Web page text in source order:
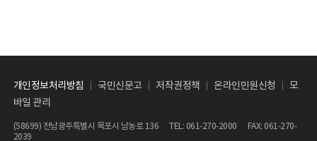
개인정보처리방침 국민신문고 저작권정책 온라인민원신청
모
바일 관리
(58699) 전남광주특별시 목포시 남농로 136 TEL: 061-270-2000 FAX: 061-270-
2039